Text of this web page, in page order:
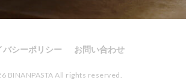
バシーポリシー お問い合わせ
BINANPASTA All rights reserved.